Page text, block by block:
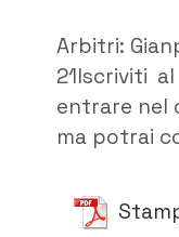
Arbitri:
21Iscriviti
entrare nel
ma potrai